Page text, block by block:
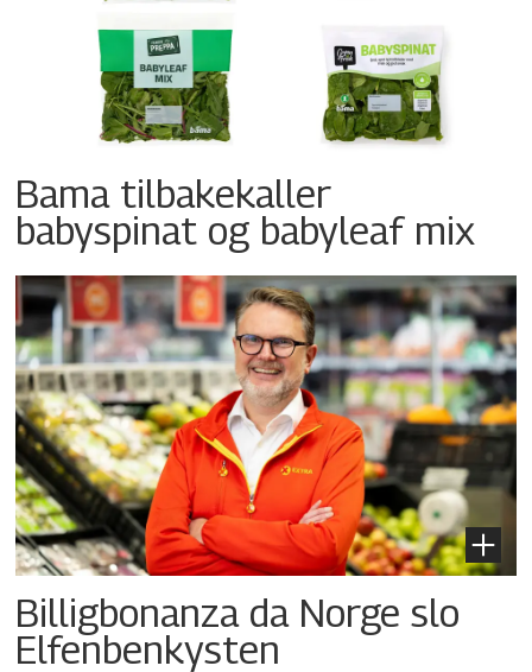
Bama tilbakekaller
babyspinat og babyleaf mix
Billigbonanza da Norge slo
Elfenbenkysten